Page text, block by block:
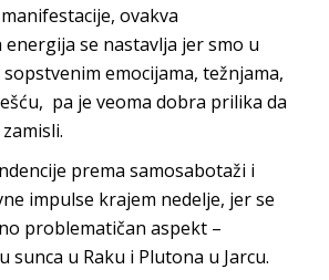
ovakva
se nastavlja jer smo u
emocijama, težnjama,
pa je veoma dobra prilika da
prema samosabotaži i
impulse krajem nedelje, jer se
problematičan aspekt –
sunca u Raku i Plutona u Jarcu.